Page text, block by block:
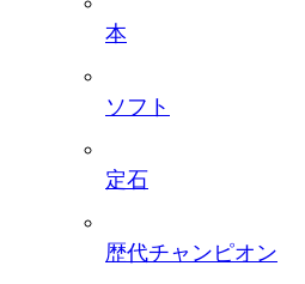
本
ソフト
定石
歴代チャンピオン